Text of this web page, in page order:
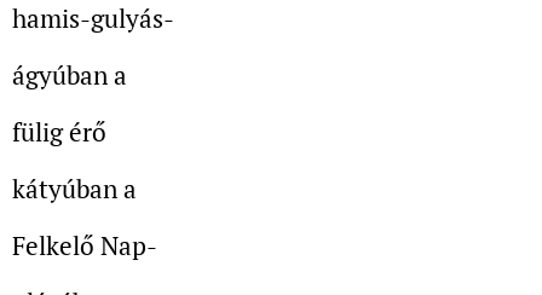
hamis-gulyás-
ágyúban a
fülig érő
kátyúban a
Felkelő Nap-